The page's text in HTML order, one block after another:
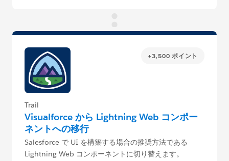
+3,500 ポイント
Trail
Visualforce から Lightning Web コンポー
ネントへの移行
Salesforce で UI を構築する場合の推奨方法である
Lightning Web コンポーネントに切り替えます。